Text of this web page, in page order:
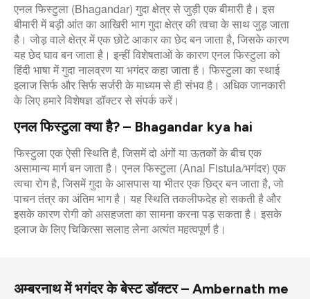
एनल फिस्टुला (Bhagandar) गुदा क्षेत्र से जुड़ी एक बीमारी है। इस
बीमारी में बड़ी आंत का आखिरी भाग गुदा क्षेत्र की त्वचा के साथ जुड़ जाता
है। जोड़ वाले क्षेत्र में एक छोटे आकार का छेद बन जाता है, जिसके कारण
यह छेद घाव बन जाता है। इन्हीं विशेषताओं के कारण एनल फिस्टुला को
हिंदी भाषा में गुदा नालव्रण या भगंदर कहा जाता है। फिस्टुला का स्थाई
इलाज सिर्फ और सिर्फ सर्जरी के माध्यम से ही संभव है। अधिक जानकारी
के लिए हमारे विशेषज्ञ डॉक्टर से संपर्क करें।
एनल फिस्टुला क्या है? – Bhagandar kya hai
फिस्टुला एक ऐसी स्थिति है, जिसमें दो अंगों या ऊतकों के बीच एक
असामान्य मार्ग बन जाता है। एनल फिस्टुला (Anal Fistula/भगंदर) एक
त्वचा रोग है, जिसमें गुदा के आसपास या भीतर एक छिद्र बन जाता है, जो
पाचन तंत्र का अंतिम भाग है। यह स्थिति तकलीफदेह हो सकती है और
इसके कारण रोगी को असहजता का सामना करना पड़ सकता है। इसके
इलाज के लिए चिकित्सा सलाह लेना अत्यंत महत्वपूर्ण है।
अम्बरनाथ में भगंदर के बेस्ट डॉक्टर – Ambernath me